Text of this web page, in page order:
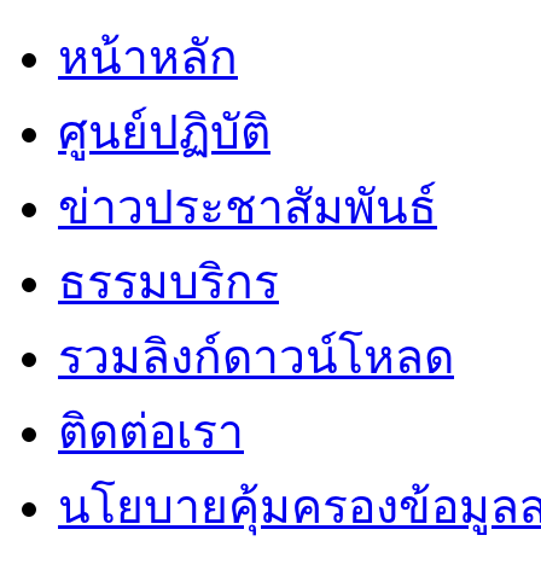
หน้าหลัก
ศูนย์ปฏิบัติ
ข่าวประชาสัมพันธ์
ธรรมบริกร
รวมลิงก์ดาวน์โหลด
ติดต่อเรา
นโยบายคุ้มครองข้อมูล